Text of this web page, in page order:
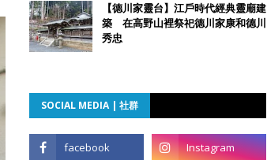
【德川家靈台】江戶時代經典靈廟建
築 在高野山裡祭祀德川家康和德川
秀忠
SOCIAL MEDIA | 社群